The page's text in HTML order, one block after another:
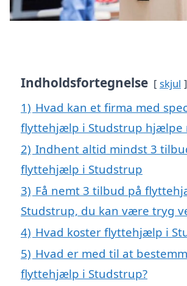
Indholdsfortegnelse skjul
1) Hvad kan et firma med
flyttehjælp i Studstrup hjælpe
2) Indhent altid mindst 3
flyttehjælp i Studstrup
3) Få nemt 3 tilbud på
Studstrup, du kan være tryg
4) Hvad koster flyttehjælp i
5) Hvad er med til at
flyttehjælp i Studstrup?